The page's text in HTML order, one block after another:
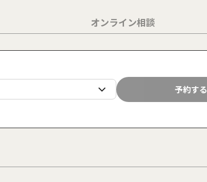
オンライン相談
20 21 22 23
月
24
木
予約する